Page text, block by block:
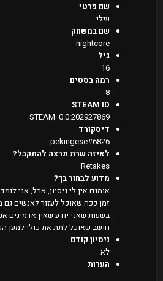
שם פרטי
עילי
שם במשחק
nightcore
גיל
16
רמה בסטים
8
STEAM ID
STEAM_0:0:202927869
דיסקורד
pekingese#6826
לאיזה שרת תרצה להתקבל?
Retakes
מדוע לבחור בך?
אומנם אין לי ניסיון, אבל, אני
זמן ככה שאוכל לעזור לאנשים
בשעות שאני יודע שאין אדמינים
חושב שאוכל לתת את כולי למען
ניסיון קודם
לא
הערות